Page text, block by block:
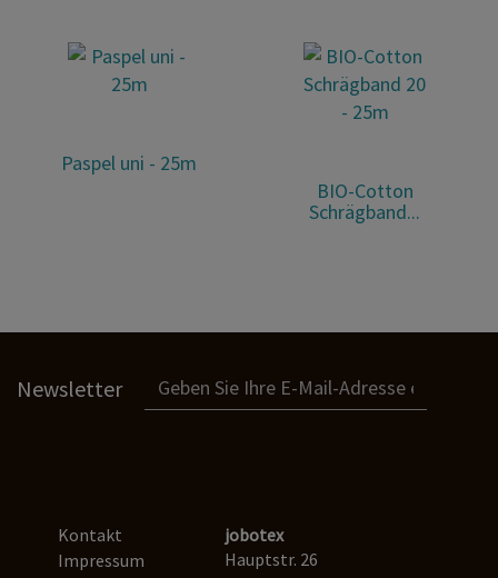
Paspel uni - 25m
BIO-Cotton
Schrägband...
Newsletter
Kontakt
Impressum
jobotex
Hauptstr. 26